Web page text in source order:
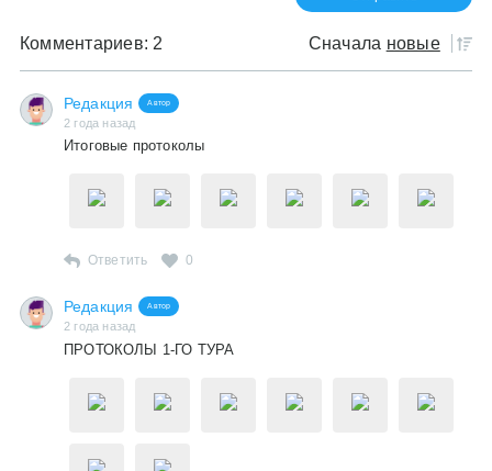
Комментариев: 2 Сначала новые
Редакция Автор
2 года назад
Итоговые протоколы
Ответить 0
Редакция Автор
2 года назад
ПРОТОКОЛЫ 1-ГО ТУРА